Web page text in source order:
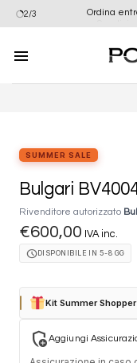
Salta
ai
contenuti
2/3 Ordina
SUMMER SALE
Bulgari
Rivenditore autorizzato
€600,00 IVA inc.
scheduleDISPONIBILE IN 5-8 GG
Kit Summer
add_moderatorAggiungi